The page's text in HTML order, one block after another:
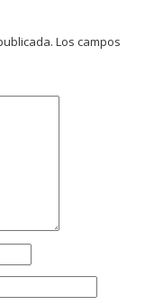
Los campos